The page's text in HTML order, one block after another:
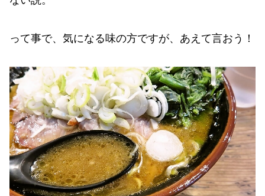
って事で、気になる味の方ですが、あえて言おう！